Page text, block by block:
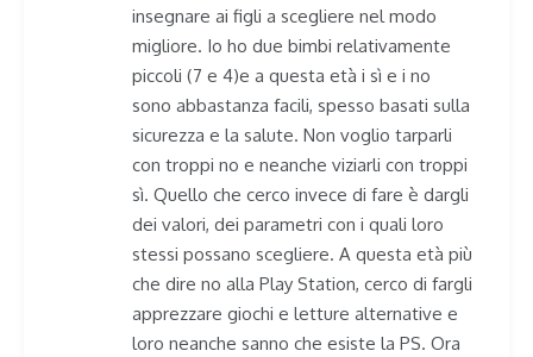
insegnare ai figli a scegliere nel modo
migliore. Io ho due bimbi relativamente
piccoli (7 e 4)e a questa età i sì e i no
sono abbastanza facili, spesso basati sulla
sicurezza e la salute. Non voglio tarparli
con troppi no e neanche viziarli con troppi
sì. Quello che cerco invece di fare è dargli
dei valori, dei parametri con i quali loro
stessi possano scegliere. A questa età più
che dire no alla Play Station, cerco di fargli
apprezzare giochi e letture alternative e
loro neanche sanno che esiste la PS. Ora